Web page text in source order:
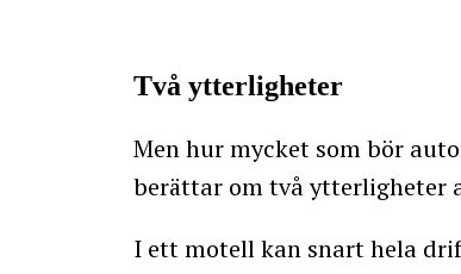
Två ytterligheter
Men hur mycket som bör
berättar om två ytterligheter
I ett motell kan snart hela